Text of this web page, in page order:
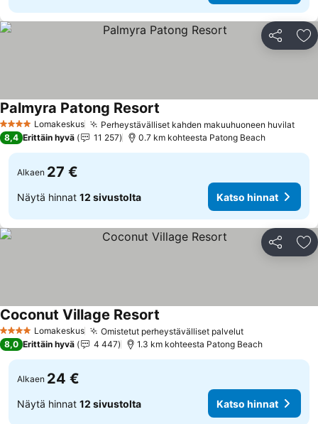
Jaa
4 TähtiluokitusLomakeskus Perheystävälliset kahden makuuhuoneen huvilat
Palmyra Patong Resort
8,4 Erittäin hyvä 11 257 0.7 km kohteesta Patong Beach
Alkaen 27 €
Näytä hinnat 12 sivustolta Katso hinnat
Jaa
4 TähtiluokitusLomakeskus Omistetut perheystävälliset palvelut
Coconut Village Resort
8,0 Erittäin hyvä 4 447 1.3 km kohteesta Patong Beach
Alkaen 24 €
Näytä hinnat 12 sivustolta Katso hinnat